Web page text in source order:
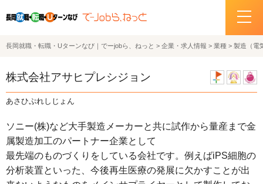
ホーム
イベント情報
サポートデスクの紹介
長岡就職・転職・Uターンなび｜でーjobら、ねっと > 企業・求人情報 > 業種 > 製造（電
株式会社アサヒプレシジョン
あさひぷれしじょん
ソニー(株)など大手製造メーカーと共に試作から量産まで金
属製造加工のパートナー企業として
最先端のものづくりをしている会社です。例えばiPS細胞の
分析装置といった、今後再生医療の発展に欠かすことが出